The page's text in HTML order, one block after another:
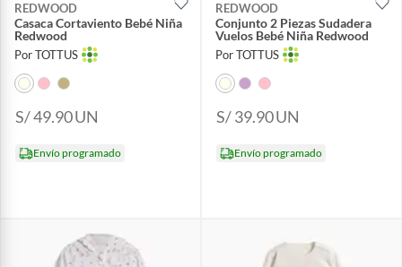
REDWOOD
Casaca Cortaviento Bebé Niña
Redwood
Por TOTTUS
S/ 49.90UN
Envío programado
REDWOOD
Conjunto 2 Piezas Sudadera
Vuelos Bebé Niña Redwood
Por TOTTUS
S/ 39.90UN
Envío programado